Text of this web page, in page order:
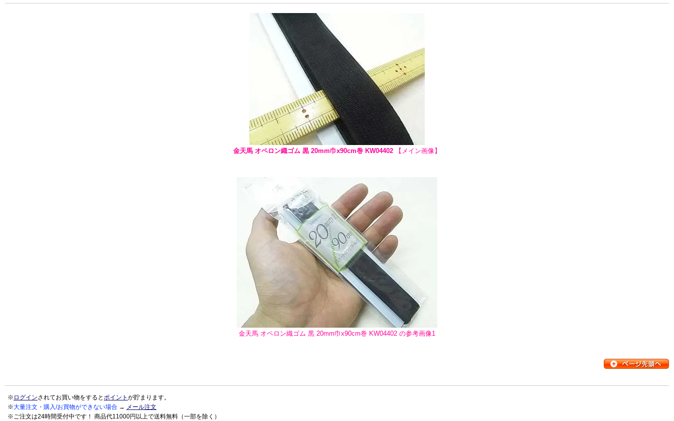
金天馬 オペロン織ゴム 黒 20mm巾x90cm巻 KW04402 【メイン画像】
金天馬 オペロン織ゴム 黒 20mm巾x90cm巻 KW04402 の参考画像1
※ ログインされてお買い物をするとポイント が貯まります。
※大量注文・購入/お買物ができない場合 → メール注文
※ご注文は24時間受付中です！ 商品代11000円以上で送料無料（一部を除く）